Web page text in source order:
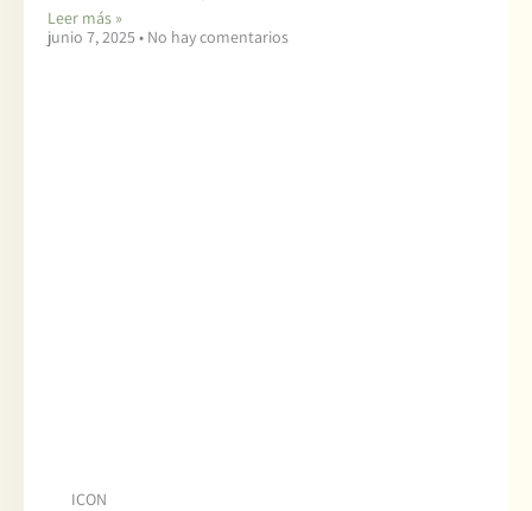
Leer más »
junio 7, 2025
No hay comentarios
ICON